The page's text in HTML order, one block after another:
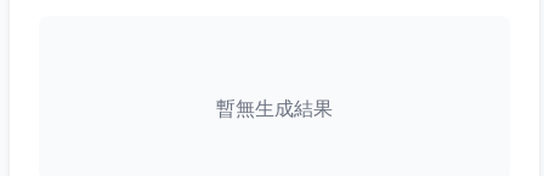
暫無生成結果